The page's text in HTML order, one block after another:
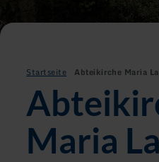
Startseite Abteikirche Maria
Maria